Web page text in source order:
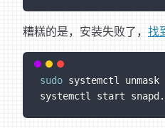
糟糕的是，安装失败了， 找
sudo systemctl
systemctl start